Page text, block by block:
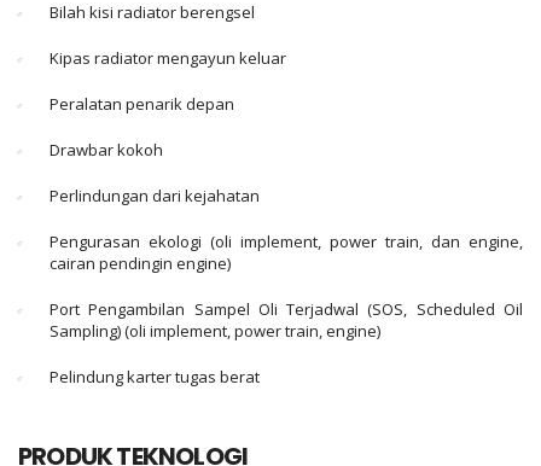
Bilah kisi radiator berengsel
Kipas radiator mengayun keluar
Peralatan penarik depan
Drawbar kokoh
Perlindungan dari kejahatan
Pengurasan ekologi (oli implement, power train, dan engine,
cairan pendingin engine)
Port Pengambilan Sampel Oli Terjadwal (SOS, Scheduled Oil
Sampling) (oli implement, power train, engine)
Pelindung karter tugas berat
PRODUK TEKNOLOGI